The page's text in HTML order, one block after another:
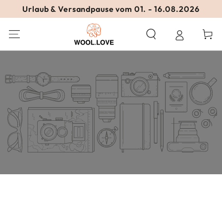
ZUM INHALT
SPRINGEN
Urlaub & Versandpause vom 01. - 16.08.2026